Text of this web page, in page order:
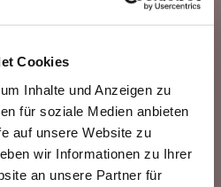
Cookies
Inhalte und Anzeigen zu
für soziale Medien anbieten
auf unsere Website zu
wir Informationen zu Ihrer
an unsere Partner für